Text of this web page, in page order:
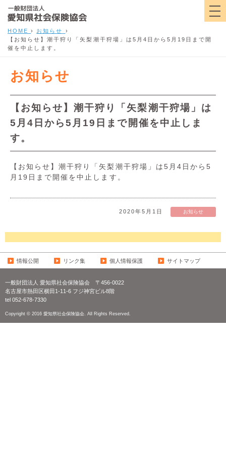
HOME › お知らせ
›
【お知らせ】潮干狩り「矢梨潮干狩場」は5月4日から5月19日まで開
催を中止します。
お知らせ
【お知らせ】潮干狩り「矢梨潮干狩場」は
5月4日から5月19日まで開催を中止しま
す。
【お知らせ】潮干狩り「矢梨潮干狩場」は5月4日から5
月19日まで開催を中止します。
2020年5月1日 お知らせ
情報公開 リンク集 個人情報保護 サイトマップ
一般財団法人 愛知県社会保険協会 〒456-0022
名古屋市熱田区横田1-11-6 フジ神宮ビル8階
tel 052-678-7330
Copyright © 2016 愛知県社会保険協会. All Rights Reserved.